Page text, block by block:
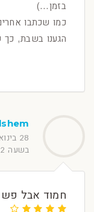
בזמן...)
כמו שכתבו
הגענו בשבת, כך
28 בינואר 2017
בשעה 12:52
חמוד אבל